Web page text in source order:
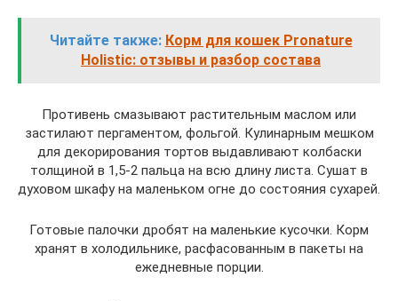
Читайте также: Корм для кошек Pronature
Holistic: отзывы и разбор состава
Противень смазывают растительным маслом или
застилают пергаментом, фольгой. Кулинарным мешком
для декорирования тортов выдавливают колбаски
толщиной в 1,5-2 пальца на всю длину листа. Сушат в
духовом шкафу на маленьком огне до состояния сухарей.
Готовые палочки дробят на маленькие кусочки. Корм
хранят в холодильнике, расфасованным в пакеты на
ежедневные порции.